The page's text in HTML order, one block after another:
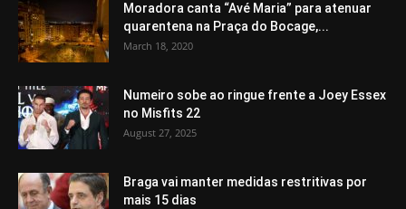
Moradora canta “Avé Maria” para atenuar
quarentena na Praça do Bocage,...
March 18, 2020
Numeiro sobe ao ringue frente a Joey Essex
no Misfits 22
August 27, 2025
Braga vai manter medidas restritivas por
mais 15 dias